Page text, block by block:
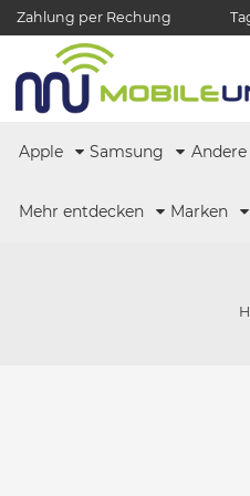
Zahlung per Rechung
Apple Samsung
Mehr entdecken Marken